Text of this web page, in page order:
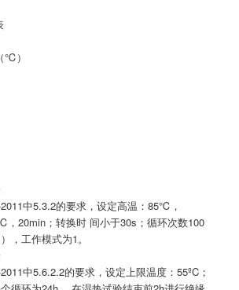
℃）
中5.3.2的要求，设定高温：85℃，
20min；转换时 间小于30s；循环次数100
，工作模式为1。
中5.6.2.2的要求，设定上限温度：55ºC；